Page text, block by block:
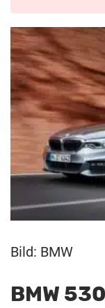
Bild: BMW
BMW